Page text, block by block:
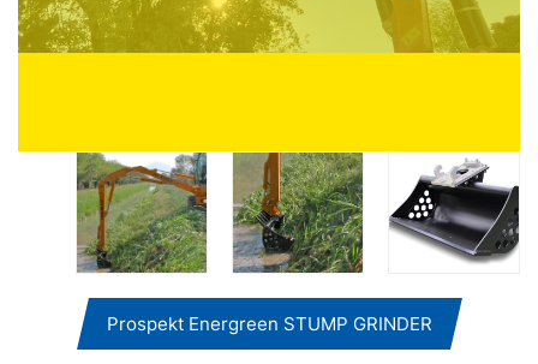
Prospekt Energreen STUMP GRINDER